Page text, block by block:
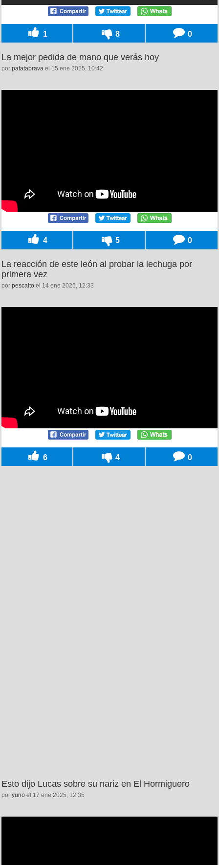
1 8 0
La mejor pedida de mano que verás hoy
por patatabrava el 15 ene 2025, 10:42
4 5 0
La reacción de este león al probar la lechuga por
primera vez
por pescaito el 14 ene 2025, 12:33
6 4 0
Esto dijo Lucas sobre su nariz en El Hormiguero
por yuno el 17 ene 2025, 12:35